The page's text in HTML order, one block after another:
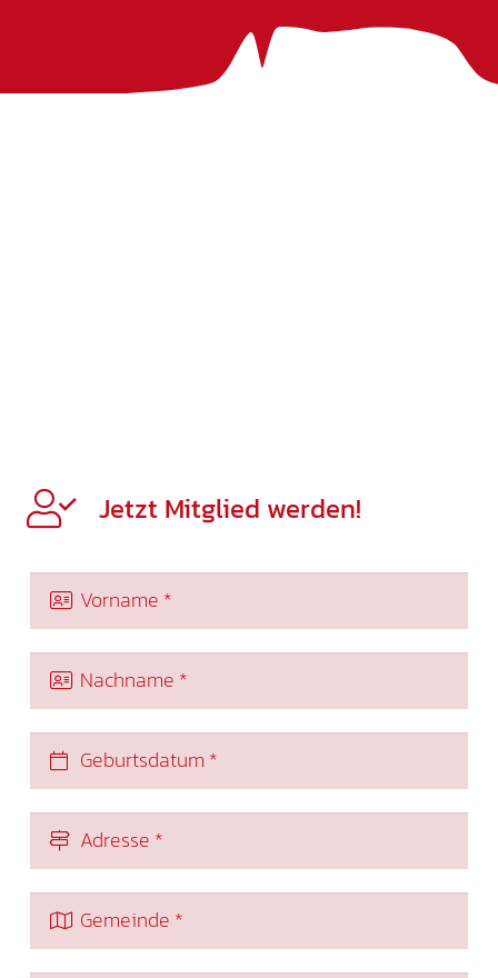
Jetzt Mitglied werden!